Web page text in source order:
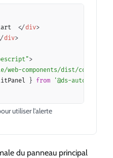
</div>
div>
">
web-components/dist/
} from
'@ds-autonomie/
utiliser l'alerte
du panneau principal